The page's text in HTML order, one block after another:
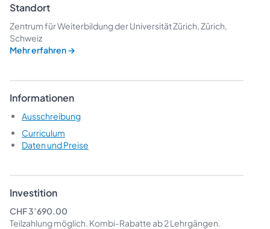
Standort
Zentrum für Weiterbildung der Universität Zürich, Zürich,
Schweiz
Mehr erfahren→
Informationen
Ausschreibung
Curriculum
Daten und Preise
Investition
CHF 3’690.00
Teilzahlung möglich. Kombi-Rabatte ab 2 Lehrgängen.